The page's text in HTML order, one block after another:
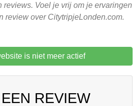
reviews. Voel je vrij om je ervaringen
review over CitytripjeLonden.com.
is niet meer actief
REVIEW